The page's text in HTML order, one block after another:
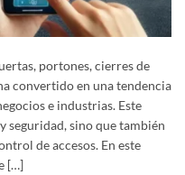
portones, cierres de
convertido en una tendencia
e industrias. Este
seguridad, sino que también
de accesos. En este
[…]